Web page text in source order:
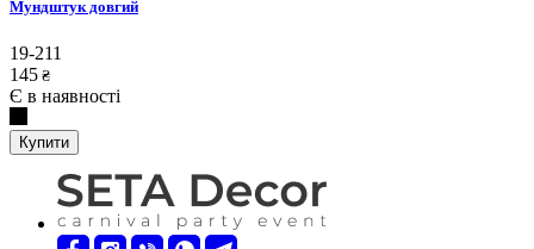
Мундштук довгий
19-211
145 ₴
Є в наявності
Купити